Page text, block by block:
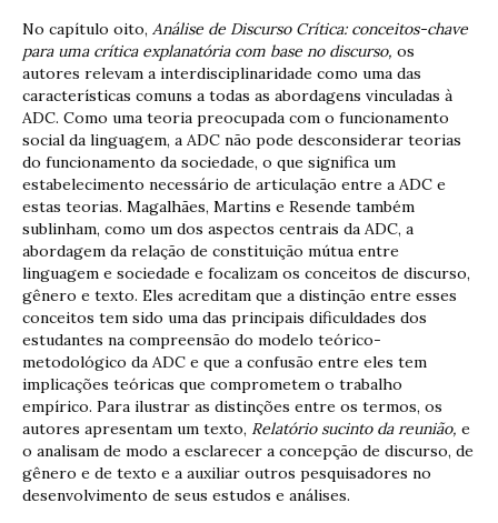
No capítulo oito, Análise de Discurso Crítica: conceitos-chave
para uma crítica explanatória com base no discurso, os
autores relevam a interdisciplinaridade como uma das
características comuns a todas as abordagens vinculadas à
ADC. Como uma teoria preocupada com o funcionamento
social da linguagem, a ADC não pode desconsiderar teorias
do funcionamento da sociedade, o que significa um
estabelecimento necessário de articulação entre a ADC e
estas teorias. Magalhães, Martins e Resende também
sublinham, como um dos aspectos centrais da ADC, a
abordagem da relação de constituição mútua entre
linguagem e sociedade e focalizam os conceitos de discurso,
gênero e texto. Eles acreditam que a distinção entre esses
conceitos tem sido uma das principais dificuldades dos
estudantes na compreensão do modelo teórico-
metodológico da ADC e que a confusão entre eles tem
implicações teóricas que comprometem o trabalho
empírico. Para ilustrar as distinções entre os termos, os
autores apresentam um texto, Relatório sucinto da reunião, e
o analisam de modo a esclarecer a concepção de discurso, de
gênero e de texto e a auxiliar outros pesquisadores no
desenvolvimento de seus estudos e análises.